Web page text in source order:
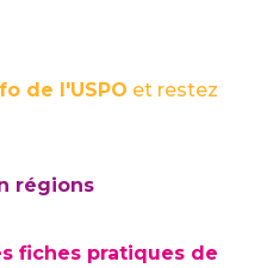
de l'USPO et restez
régions
fiches pratiques de